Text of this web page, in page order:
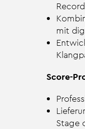
mit
Score-
Stage